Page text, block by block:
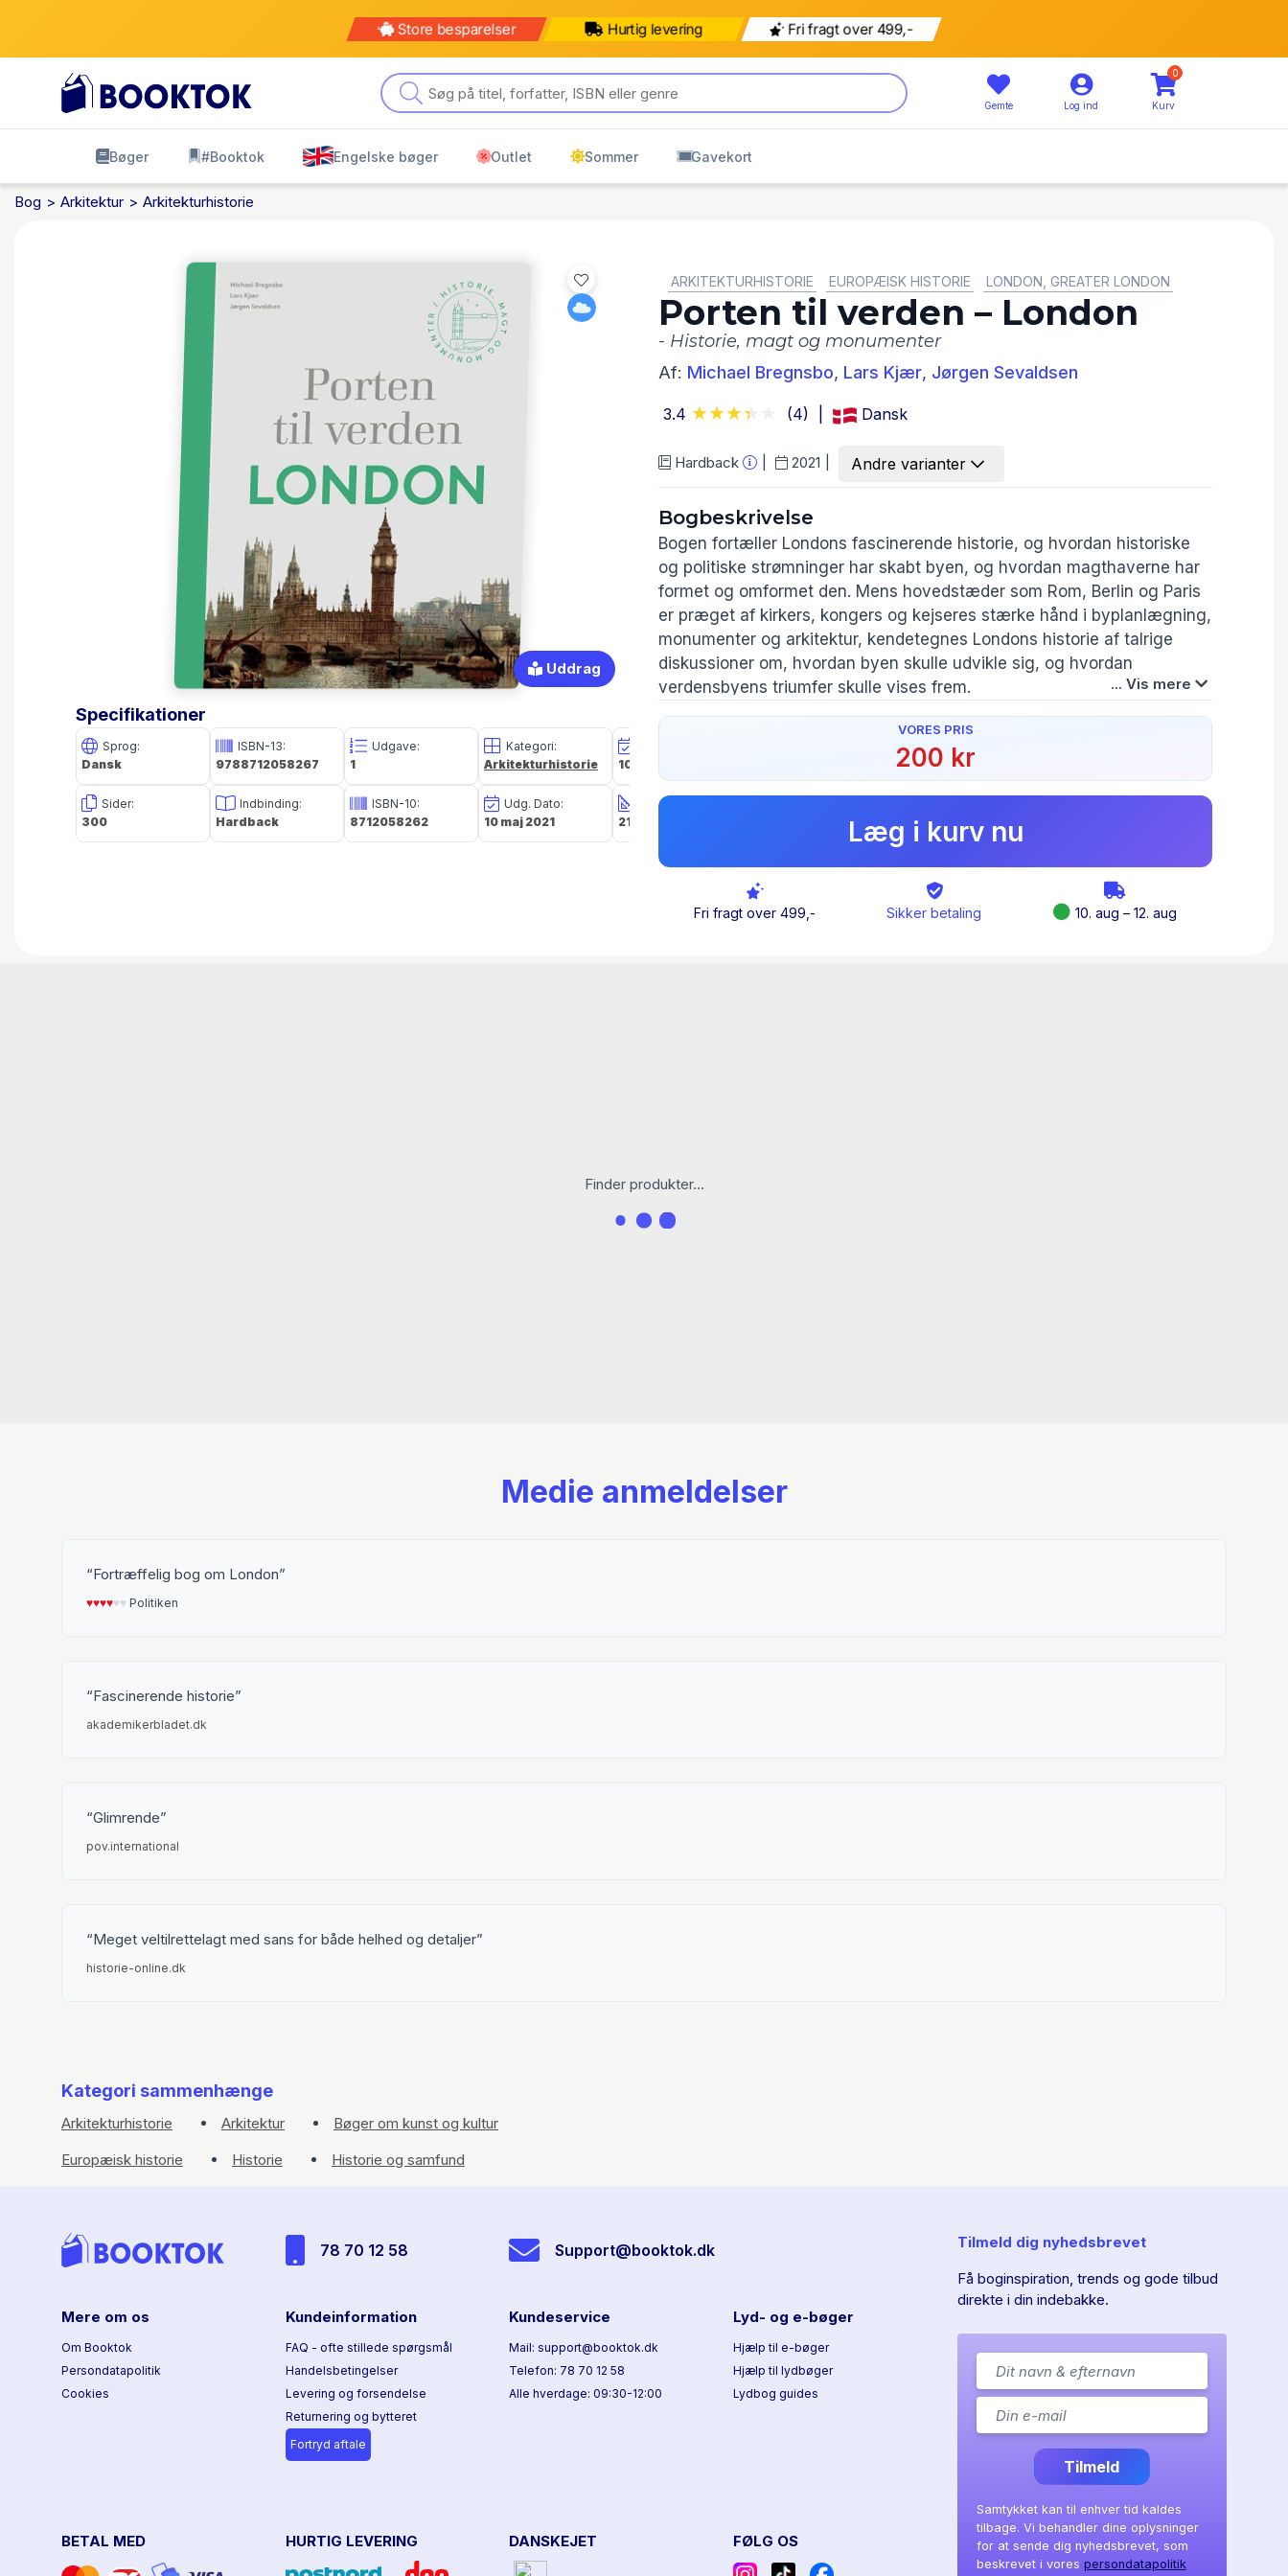
Store besparelser Hurtig levering Fri fragt over 499,-
Gemte Log ind
0
Kurv
Bøger #Booktok Engelske bøger Outlet Sommer Gavekort
Bog Arkitektur Arkitekturhistorie
Uddrag
Specifikationer
Sprog:
Dansk
Sider:
300
ISBN-13:
9788712058267
Indbinding:
Hardback
Udgave:
1
ISBN-10:
8712058262
Kategori:
Arkitekturhistorie
Udg. Dato:
10 maj 2021
10 maj 2021
Størrelse i cm:
21,8 x 17,8 x 2,6
Forfatter(e):
Michael Bregnsbo
ARKITEKTURHISTORIE
EUROPÆISK HISTORIE LONDON, GREATER LONDON
Porten til verden – London
- Historie, magt og monumenter
Af: Michael Bregnsbo, Lars Kjær, Jørgen Sevaldsen
3.4 (4) Dansk
Hardback 2021 Andre varianter
Bogbeskrivelse
Bogen fortæller Londons fascinerende historie, og hvordan historiske
og politiske strømninger har skabt byen, og hvordan magthaverne har
formet og omformet den. Mens hovedstæder som Rom, Berlin og Paris
er præget af kirkers, kongers og kejseres stærke hånd i byplanlægning,
monumenter og arkitektur, kendetegnes Londons historie af talrige
diskussioner om, hvordan byen skulle udvikle sig, og hvordan
verdensbyens triumfer skulle vises frem.
I middelalderen opstod der en konflikt mellem den økonomiske magt i
City of London og den politiske magt i City of Westminster, og London
blev først samlet i en storkommune i 1888. Konflikten kan stadig spores.
fortæller også, hvordan Themsen har præget London.
Floden var med til at skabe handelsbyen London og gjorde i moderne
tid byen til hjerte i et verdensomspændende imperium, hvor solen aldrig
gik ned.
... Vis mere
VORES PRIS
200 kr
Læg i kurv nu
Fri fragt over 499,- Sikker betaling 10. aug – 12. aug
Finder produkter...
Medie anmeldelser
Fortræffelig bog om London
♥︎♥︎♥︎♥︎♥︎♥︎ Politiken
Fascinerende historie
akademikerbladet.dk
Glimrende
pov.international
Meget veltilrettelagt med sans for både helhed og detaljer
historie-online.dk
Kategori sammenhænge
Arkitekturhistorie Arkitektur
Bøger om kunst og kultur
Europæisk historie
Historie Historie og samfund
78 70 12 58 Support@booktok.dk
Mere om os
Om Booktok
Persondatapolitik
Cookies
Kundeinformation
FAQ - ofte stillede spørgsmål
Handelsbetingelser
Levering og forsendelse
Returnering og bytteret
Fortryd aftale
Kundeservice
Mail: support@booktok.dk
Telefon: 78 70 12 58
Alle hverdage: 09:30-12:00
Lyd- og e-bøger
Hjælp til e-bøger
Hjælp til lydbøger
Lydbog guides
BETAL MED HURTIG LEVERING DANSKEJET FØLG OS
Tilmeld dig nyhedsbrevet
Få boginspiration, trends og gode tilbud
direkte i din indebakke.
Tilmeld
Samtykket kan til enhver tid kaldes
tilbage. Vi behandler dine oplysninger
for at sende dig nyhedsbrevet, som
beskrevet i vores persondatapolitik